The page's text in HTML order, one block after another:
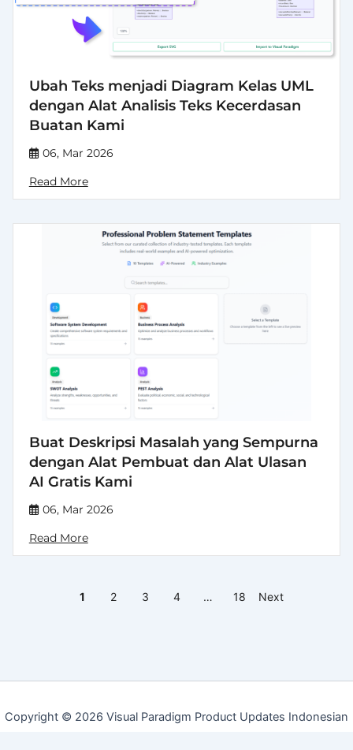
Ubah Teks menjadi Diagram Kelas UML
dengan Alat Analisis Teks Kecerdasan
Buatan Kami
06, Mar 2026
Read More
Buat Deskripsi Masalah yang Sempurna
dengan Alat Pembuat dan Alat Ulasan
AI Gratis Kami
06, Mar 2026
Read More
1 2 3 4 … 18 Next
Copyright © 2026 Visual Paradigm Product Updates Indonesian